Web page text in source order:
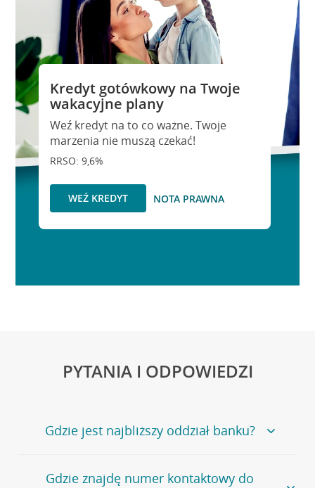
Kredyt gotówkowy na Twoje
wakacyjne plany
Weź kredyt na to co ważne. Twoje
marzenia nie muszą czekać!
RRSO: 9,6%
WEŹ KREDYT NOTA PRAWNA
PYTANIA I ODPOWIEDZI
Gdzie jest najbliższy oddział banku?
Jeśli szukasz oddziału naszego banku, zapraszamy na
Gdzie znajdę numer kontaktowy do